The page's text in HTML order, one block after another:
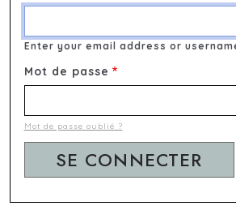
Enter your email address or
Mot de passe
Mot de passe oublié ?